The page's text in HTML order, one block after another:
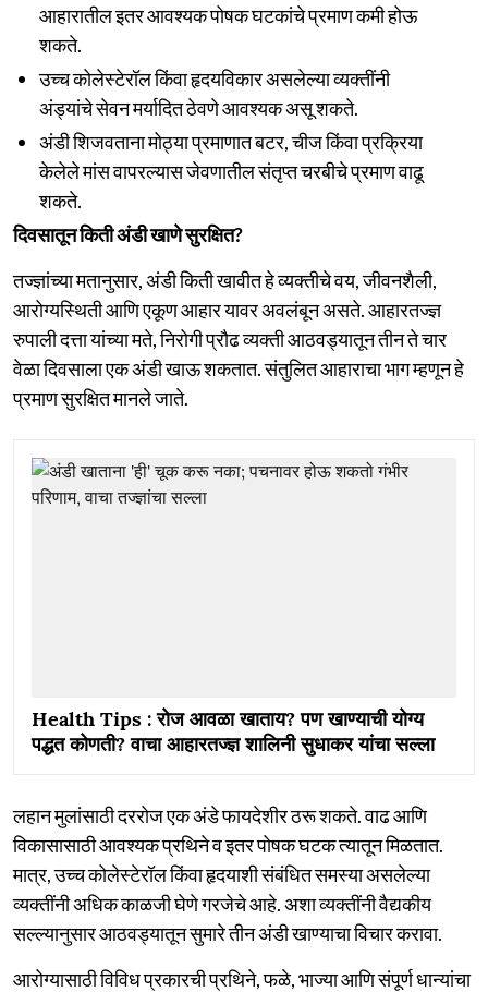
आहारातील इतर आवश्यक पोषक घटकांचे प्रमाण कमी होऊ
शकते.
उच्च कोलेस्टेरॉल किंवा हृदयविकार असलेल्या व्यक्तींनी
अंड्यांचे सेवन मर्यादित ठेवणे आवश्यक असू शकते.
अंडी शिजवताना मोठ्या प्रमाणात बटर, चीज किंवा प्रक्रिया
केलेले मांस वापरल्यास जेवणातील संतृप्त चरबीचे प्रमाण वाढू
शकते.
दिवसातून किती अंडी खाणे सुरक्षित?
तज्ज्ञांच्या मतानुसार, अंडी किती खावीत हे व्यक्तीचे वय, जीवनशैली,
आरोग्यस्थिती आणि एकूण आहार यावर अवलंबून असते. आहारतज्ज्ञ
रुपाली दत्ता यांच्या मते, निरोगी प्रौढ व्यक्ती आठवड्यातून तीन ते चार
वेळा दिवसाला एक अंडी खाऊ शकतात. संतुलित आहाराचा भाग म्हणून हे
प्रमाण सुरक्षित मानले जाते.
Health Tips : रोज आवळा खाताय? पण खाण्याची योग्य
पद्धत कोणती? वाचा आहारतज्ज्ञ शालिनी सुधाकर यांचा सल्ला
लहान मुलांसाठी दररोज एक अंडे फायदेशीर ठरू शकते. वाढ आणि
विकासासाठी आवश्यक प्रथिने व इतर पोषक घटक त्यातून मिळतात.
मात्र, उच्च कोलेस्टेरॉल किंवा हृदयाशी संबंधित समस्या असलेल्या
व्यक्तींनी अधिक काळजी घेणे गरजेचे आहे. अशा व्यक्तींनी वैद्यकीय
सल्ल्यानुसार आठवड्यातून सुमारे तीन अंडी खाण्याचा विचार करावा.
आरोग्यासाठी विविध प्रकारची प्रथिने, फळे, भाज्या आणि संपूर्ण धान्यांचा